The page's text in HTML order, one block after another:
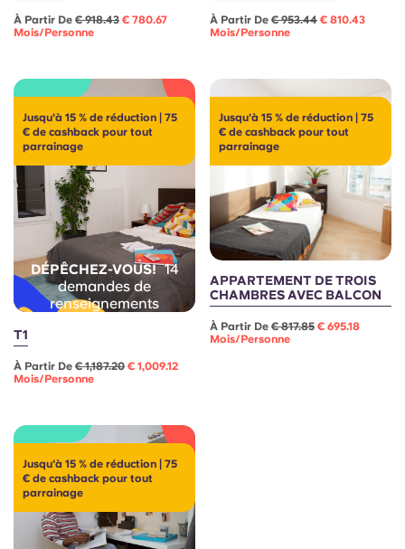
French
Portuguese
À Partir De € 918.43 € 780.67
Mois/personne
À Partir De € 953.44 € 810.43
Mois/personne
Jusqu'à 15 % de réduction | 75
€ de cashback pour tout
parrainage
DÉPÊCHEZ-VOUS! 14
demandes de
renseignements
T1
À Partir De € 1,187.20 € 1,009.12
Mois/personne
Jusqu'à 15 % de réduction | 75
€ de cashback pour tout
parrainage
APPARTEMENT DE TROIS
CHAMBRES AVEC BALCON
À Partir De € 817.85 € 695.18
Mois/personne
Jusqu'à 15 % de réduction | 75
€ de cashback pour tout
parrainage